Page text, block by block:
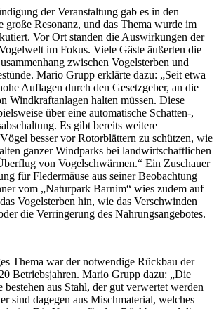
der Veranstaltung gab es in den
große Resonanz, und das Thema wurde im
Vor Ort standen die Auswirkungen der
im Fokus. Viele Gäste äußerten die
zwischen Vogelsterben und
Mario Grupp erklärte dazu: „Seit etwa
Auflagen durch den Gesetzgeber, an die
Windkraftanlagen halten müssen. Diese
über eine automatische Schatten-,
Es gibt bereits weitere
besser vor Rotorblättern zu schützen, wie
ganzer Windparks bei landwirtschaftlichen
von Vogelschwärmen.“ Ein Zuschauer
für Fledermäuse aus seiner Beobachtung
vom „Naturpark Barnim“ wies zudem auf
Vogelsterben hin, wie das Verschwinden
die Verringerung des Nahrungsangebotes.
Thema war der notwendige Rückbau der
Betriebsjahren. Mario Grupp dazu: „Die
bestehen aus Stahl, der gut verwertet werden
sind dagegen aus Mischmaterial, welches